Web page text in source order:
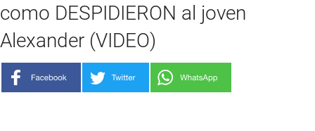
como DESPIDIERON al joven
Alexander (VIDEO)